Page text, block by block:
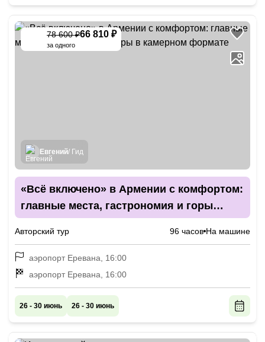
78 600 ₽66 810 ₽
за одного
Евгений/ Гид
«Всё включено» в Армении с комфортом:
главные места, гастрономия и горы
Авторский тур 96 часов На машине
аэропорт Еревана, 16:00
аэропорт Еревана, 16:00
26 - 30 июнь 26 - 30 июнь